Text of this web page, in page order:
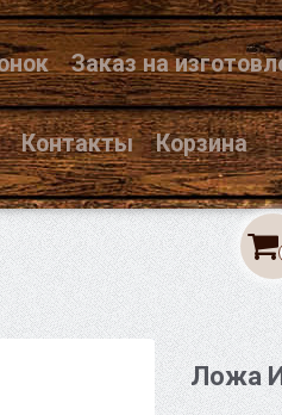
Заказ на
Контакты Корзина
Ложа